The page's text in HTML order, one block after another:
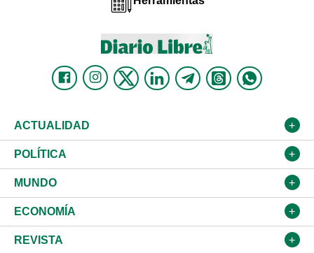
ACTUALIDAD
Nacional
Ciudad
Educación
Salud
POLÍTICA
Partidos
JCE
TSE
MUNDO
Estados Unidos
América Latina
ECONOMÍA
Finanzas
REVISTA